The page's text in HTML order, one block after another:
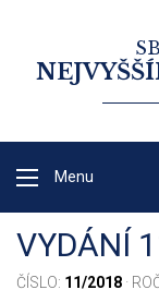
Menu
VYDÁNÍ
ČÍSLO: 11/2018 ·